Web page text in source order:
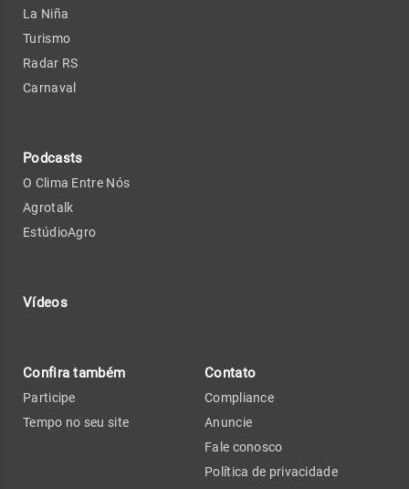
La Niña
Turismo
Radar RS
Carnaval
Podcasts
O Clima Entre Nós
Agrotalk
EstúdioAgro
Vídeos
Confira também
Participe
Tempo no seu site
Contato
Compliance
Anuncie
Fale conosco
Política de privacidade